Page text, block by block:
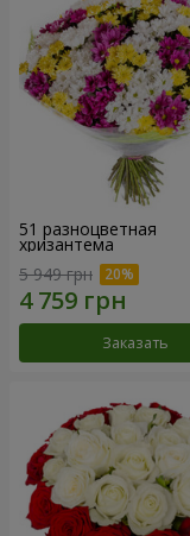
51 разноцветная
хризантема
5 949 грн
Заказать